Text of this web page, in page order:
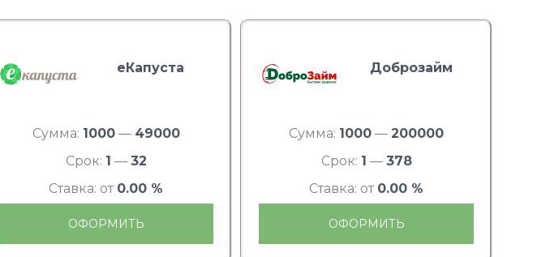
еКапуста
Сумма: 1000— 49000
Срок: 1 — 32
Ставка: от 0.00 %
ОФОРМИТЬ
Доброзайм
Сумма: 1000 — 200000
Срок: 1 — 378
Ставка: от 0.00 %
ОФОРМИТЬ